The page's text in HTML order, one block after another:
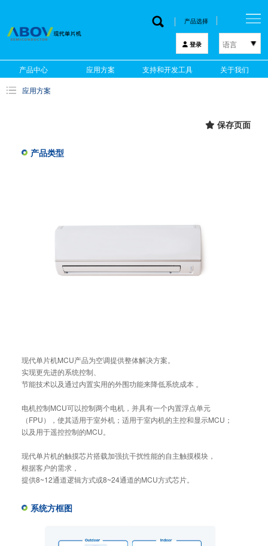
产品选择
登录 语言
한국어
English
产品中心 应用方案 支持和开发工具 关于我们
应用方案
保存页面
产品类型
现代单片机MCU产品为空调提供整体解决方案。
实现更先进的系统控制、
节能技术以及通过内置实用的外围功能来降低系统成本 。
电机控制MCU可以控制两个电机，并具有一个内置浮点单元
（FPU），使其适用于室外机；适用于室内机的主控和显示MCU；
以及用于遥控控制的MCU。
现代单片机的触摸芯片搭载加强抗干扰性能的自主触摸模块，
根据客户的需求，
提供8~12通道逻辑方式或8~24通道的MCU方式芯片。
系统方框图